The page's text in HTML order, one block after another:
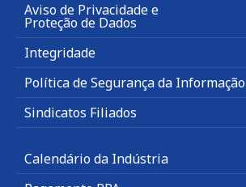
Aviso de Privacidade e
Proteção de Dados
Integridade
Política de Segurança da Informação
Sindicatos Filiados
Calendário da Indústria